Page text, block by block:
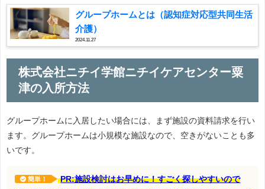
グループホームとは（認知症対応型共同生活
介護）
2024.11.27
株式会社ニチイ学館ニチイケアセンター粟
津の入所方法
グループホームに入居したい場合には、まず施設の資料請求を行い
ます。グループホームは小規模な施設なので、空きがないことも多
いです。
簡単！
PR:施設検討はお早めに！すごく探しやすいので